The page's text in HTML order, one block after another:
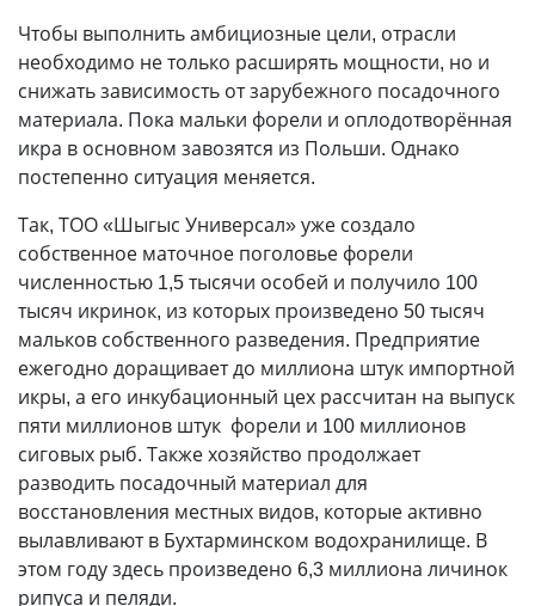
Чтобы выполнить амбициозные цели, отрасли
необходимо не только расширять мощности, но и
снижать зависимость от зарубежного посадочного
материала. Пока мальки форели и оплодотворённая
икра в основном завозятся из Польши. Однако
постепенно ситуация меняется.
Так, ТОО «Шыгыс Универсал» уже создало
собственное маточное поголовье форели
численностью 1,5 тысячи особей и получило 100
тысяч икринок, из которых произведено 50 тысяч
мальков собственного разведения. Предприятие
ежегодно доращивает до миллиона штук импортной
икры, а его инкубационный цех рассчитан на выпуск
пяти миллионов штук форели и 100 миллионов
сиговых рыб. Также хозяйство продолжает
разводить посадочный материал для
восстановления местных видов, которые активно
вылавливают в Бухтарминском водохранилище. В
этом году здесь произведено 6,3 миллиона личинок
рипуса и пеляди.